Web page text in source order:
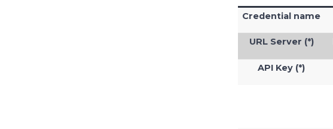
Credential name
URL Server (*)
API Key (*)